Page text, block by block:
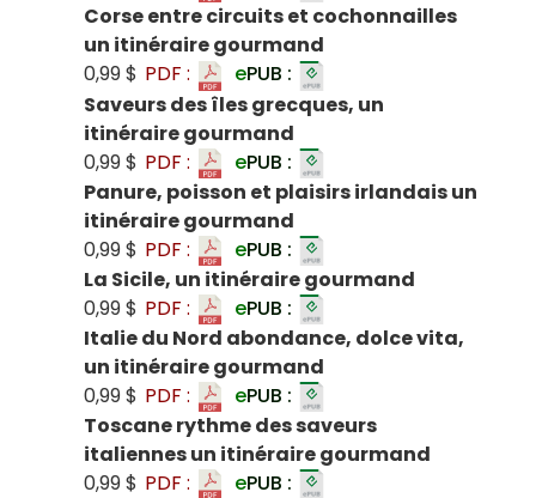
Corse entre circuits et cochonnailles
un itinéraire gourmand
0,99 $ PDF : ePUB :
Saveurs des îles grecques, un
itinéraire gourmand
0,99 $ PDF : ePUB :
Panure, poisson et plaisirs irlandais un
itinéraire gourmand
0,99 $ PDF : ePUB :
La Sicile, un itinéraire gourmand
0,99 $ PDF : ePUB :
Italie du Nord abondance, dolce vita,
un itinéraire gourmand
0,99 $ PDF : ePUB :
Toscane rythme des saveurs
italiennes un itinéraire gourmand
0,99 $ PDF : ePUB :